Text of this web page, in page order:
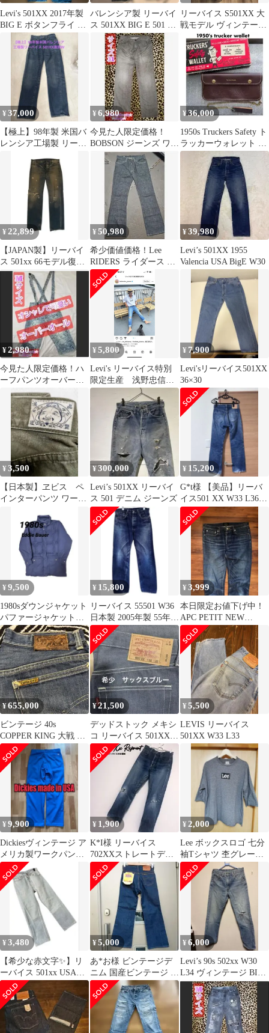
Levi's 501XX 2017年製
BIG E ボタンフライ ヴ
ィンテージ
バレンシア製 リーバイ
ス 501XX BIG E 501 66
前期 66後期
リーバイス S501XX 大
戦モデル ヴィンテージ
Levi's
¥37,000
【極上】98年製 米国バ
レンシア工場製 リーバ
¥6,980
今見た人限定価格！
BOBSON ジーンズ ワー
ク カーゴ パンツ ダメ
ージ
¥36,000
1950s Truckers Safety ト
ラッカーウォレット ビ
ンテージ財布
¥ 22,899
【JAPAN製】リーバイ
ス 501xx 66モデル復刻
クラッシュ加工 W31
¥50,980
希少価値価格！Lee
RIDERS ライダース デ
ニム ジーンズ
WAIST32
¥39,980
Levi’s 501XX 1955
Valencia USA BigE W30
¥2,980
今見た人限定価格！ハ
ーフパンツオーバーオ
ール カジュアル チェッ
ク Mサイズ
¥5,800
Levi's リーバイス特別
限定生産 浅野忠信氏
着同型同色 150周年記
念モデル
¥ 7,900
Levi'sリーバイス501XX
36×30
¥3,500
【日本製】ヱビス ペ
インターパンツ ワーク
パンツ ビンテージ
¥300,000
Levi’s 501XX リーバイ
ス 501 デニム ジーンズ
¥ 15,200
G*t様 【美品】リーバ
イス501 XX W33 L36
（W30〜32くらい）
¥9,500
1980sダウンジャケット
パファージャケット
Eddie Bauer
¥ 15,800
リーバイス 55501 W36
日本製 2005年製 55年モ
デル
¥3,999
本日限定お値下げ中！
APC PETIT NEW
STANDARのデニムパ
ンツ30
¥655,000
ビンテージ 40s
COPPER KING 大戦 デ
ニムパンツ vintage
¥21,500
デッドストック メキシ
コ リーバイス 501XXリ
ジット サックスブルー
W32
¥5,500
LEVIS リーバイス
501XX W33 L33
¥9,900
Dickiesヴィンテージ ア
メリカ製ワークパンツ
ブルー W34 青 874
¥ 1,900
K*I様 リーバイス
702XXストレートデニ
ム w32 Levi's 復刻 日本
¥ 2,000
Lee ボックスロゴ 七分
袖Tシャツ 杢グレー
ごま塩グレー
¥3,480
【希少な赤文字✨】リ
ーバイス 501xx USA製
ボタンフライ
¥5,000
あ*お様 ビンテージデ
ニム 国産ビンテージ ビ
ックベル フレアデニム
デットスト
¥6,000
Levi’s 90s 502xx W30
L34 ヴィンテージ BIG
E 赤耳